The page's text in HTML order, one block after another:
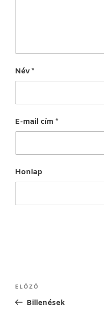
Név*
E-mail cím *
Honlap
Bejegyzés
Korábbi
bejegyzés
ELŐZŐ
Billenések